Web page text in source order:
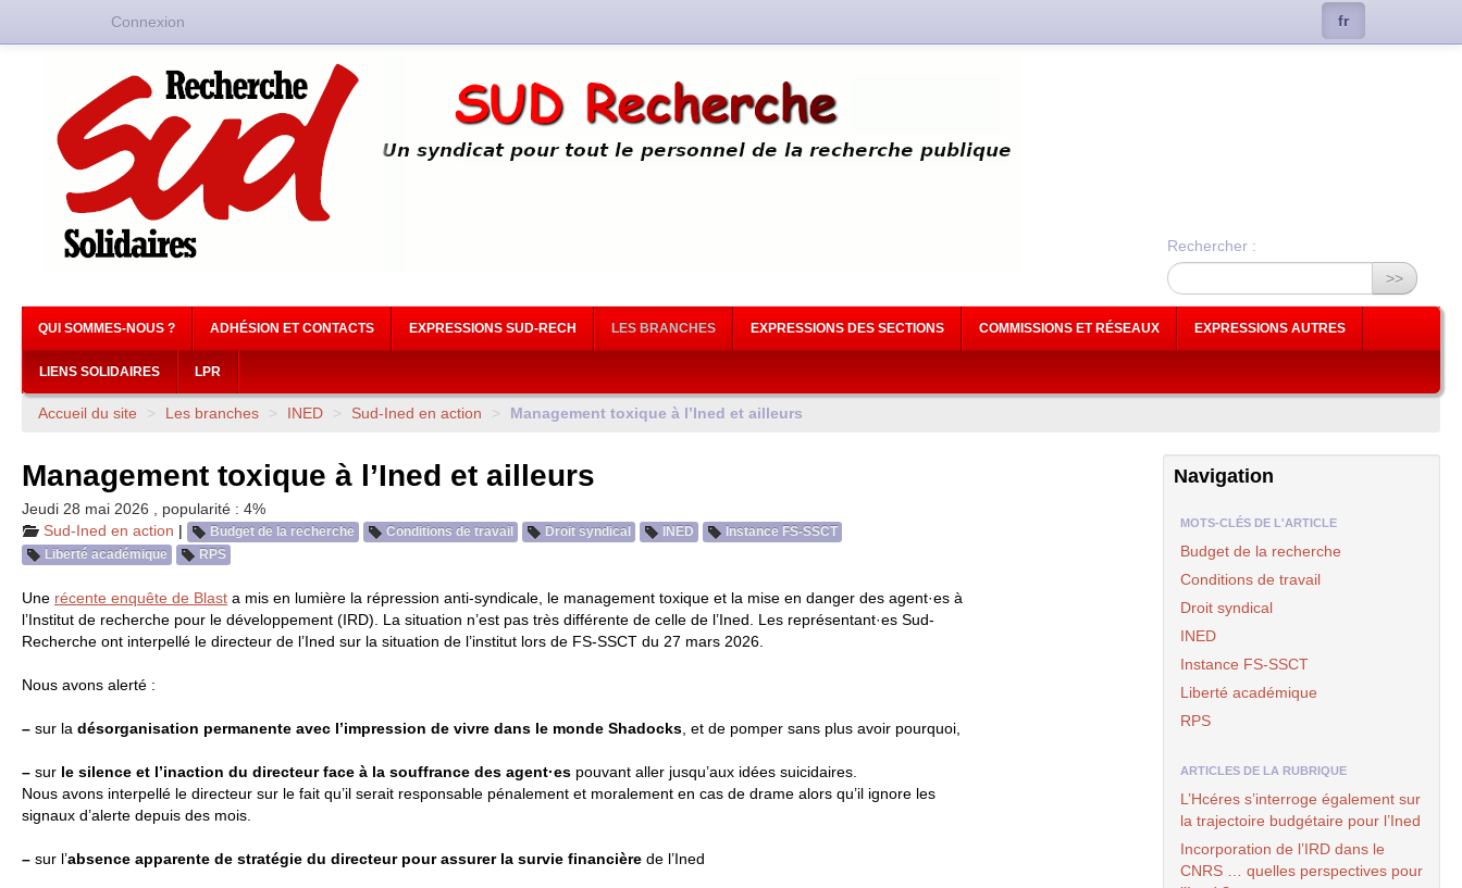
Rechercher :
>>
QUI SOMMES-NOUS ? ADHÉSION ET CONTACTS EXPRESSIONS SUD-RECH LES BRANCHES EXPRESSIONS DES SECTIONS COMMISSIONS ET RÉSEAUX EXPRESSIONS AUTRES
LIENS SOLIDAIRES LPR
Accueil du site > Les branches > INED > Sud-Ined en action > Management toxique à l’Ined et ailleurs
Management toxique à l’Ined et ailleurs
Jeudi 28 mai 2026
popularité : 4%
Sud-Ined en action | Budget de la recherche Conditions de travail Droit syndical INED Instance FS-SSCT
Liberté académique
RPS
Une récente enquête de Blast a mis en lumière la répression anti-syndicale, le management toxique et la mise en danger des agent·es à
l’Institut de recherche pour le développement (IRD). La situation n’est pas très différente de celle de l’Ined. Les représentant·es Sud-
Recherche ont interpellé le directeur de l’Ined sur la situation de l’institut lors de FS-SSCT du 27 mars 2026.
Nous avons alerté :
– sur la désorganisation permanente avec l’impression de vivre dans le monde Shadocks , et de pomper sans plus avoir pourquoi,
– sur le silence et l’inaction du directeur face à la souffrance des agent·es pouvant aller jusqu’aux idées suicidaires.
Nous avons interpellé le directeur sur le fait qu’il serait responsable pénalement et moralement en cas de drame alors qu’il ignore les
signaux d’alerte depuis des mois.
– sur l’absence apparente de stratégie du directeur pour assurer la survie financière de l’Ined
Navigation
MOTS-CLÉS DE L'ARTICLE
Budget de la recherche
Conditions de travail
Droit syndical
INED
Instance FS-SSCT
Liberté académique
RPS
ARTICLES DE LA RUBRIQUE
L’Hcéres s’interroge également sur
la trajectoire budgétaire pour l’Ined
Incorporation de l’IRD dans le
CNRS … quelles perspectives pour
Connexion fr